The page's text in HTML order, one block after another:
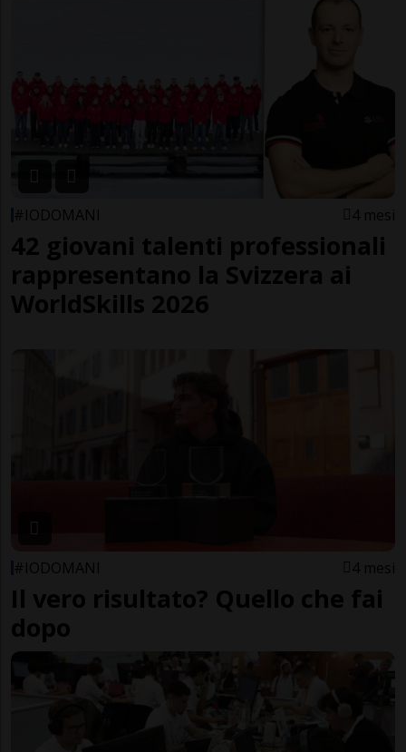
#IODOMANI 4 mesi
42 giovani talenti professionali
rappresentano la Svizzera ai
WorldSkills 2026
#IODOMANI 4 mesi
Il vero risultato? Quello che fai
dopo